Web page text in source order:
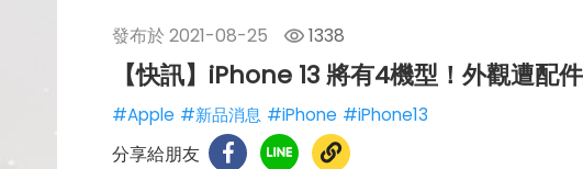
發布於 2021-08-25 1338
【快訊】iPhone 13 將有4機型！外觀遭配
#Apple #新品消息 #iPhone #iPhone13
分享給朋友